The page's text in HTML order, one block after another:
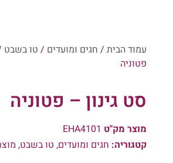
עמוד הבית/ חגים ומועדים / טו בשבט
פטוניה
סט גינון – פטוניה
מוצר מק"ט EHA4101
קטגוריה: חגים ומועדים, טו בשבט,